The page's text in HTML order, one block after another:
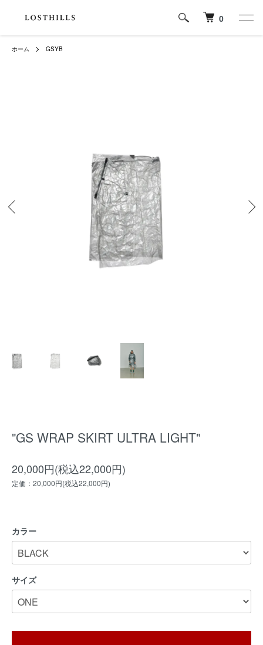
0
ホーム GSYB
"GS WRAP SKIRT ULTRA LIGHT"
20,000円(税込22,000円)
定価：20,000円(税込22,000円)
カラー
サイズ